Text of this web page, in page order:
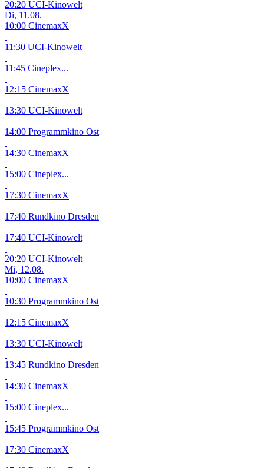
20:20 UCI-Kinowelt
Di, 11.08.
10:00 CinemaxX
11:30 UCI-Kinowelt
11:45 Cineplex...
12:15 CinemaxX
13:30 UCI-Kinowelt
14:00 Programmkino Ost
14:30 CinemaxX
15:00 Cineplex...
17:30 CinemaxX
17:40 Rundkino Dresden
17:40 UCI-Kinowelt
20:20 UCI-Kinowelt
Mi, 12.08.
10:00 CinemaxX
10:30 Programmkino Ost
12:15 CinemaxX
13:30 UCI-Kinowelt
13:45 Rundkino Dresden
14:30 CinemaxX
15:00 Cineplex...
15:45 Programmkino Ost
17:30 CinemaxX